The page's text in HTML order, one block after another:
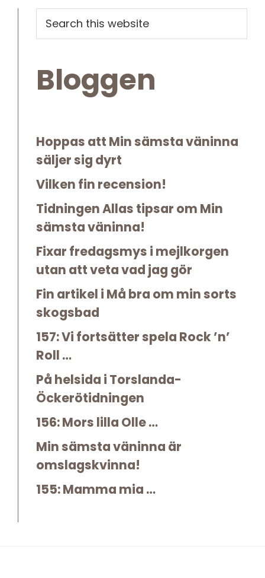
Primary
Sidebar
this
website
Bloggen
Hoppas att Min sämsta väninna
säljer sig dyrt
Vilken fin recension!
Tidningen Allas tipsar om Min
sämsta väninna!
Fixar fredagsmys i mejlkorgen
utan att veta vad jag gör
Fin artikel i Må bra om min sorts
skogsbad
157: Vi fortsätter spela Rock ’n’
Roll …
På helsida i Torslanda-
Öckerötidningen
156: Mors lilla Olle …
Min sämsta väninna är
omslagskvinna!
155: Mamma mia …